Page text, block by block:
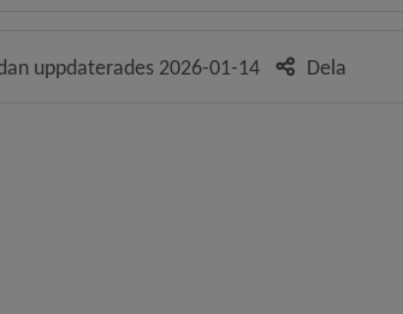
och skräp
uppdaterades 2026-01-14 Dela